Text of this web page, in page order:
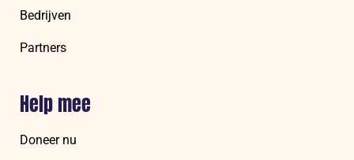
Bedrijven
Partners
Help mee
Doneer nu